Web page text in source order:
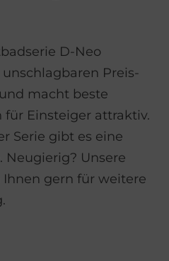
D-Neo
Preis-
macht beste
Einsteiger attraktiv.
Serie gibt es eine
Neugierig? Unsere
gern für weitere